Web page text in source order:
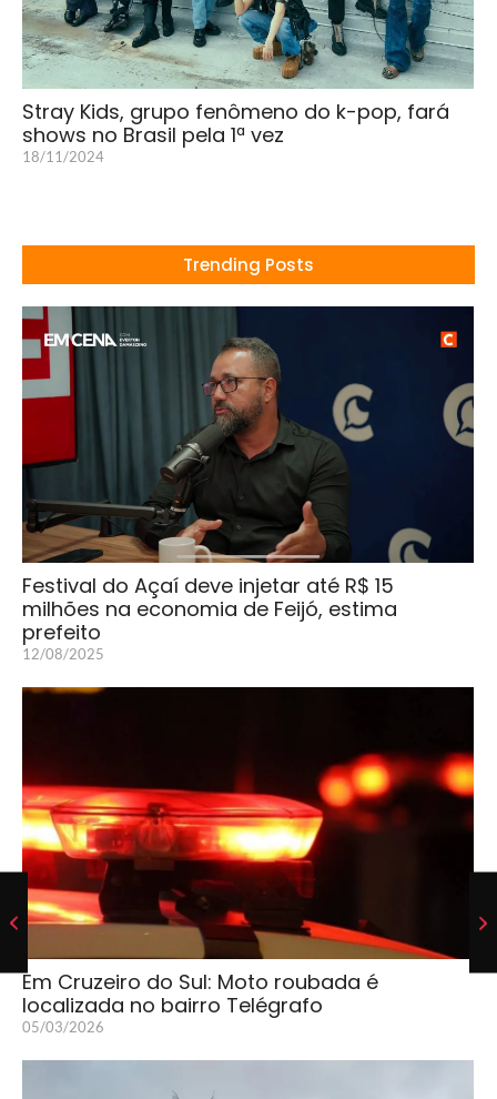
Stray Kids, grupo fenômeno do k-pop, fará
shows no Brasil pela 1ª vez
18/11/2024
Trending Posts
Festival do Açaí deve injetar até R$ 15
milhões na economia de Feijó, estima
prefeito
12/08/2025
Em Cruzeiro do Sul: Moto roubada é
localizada no bairro Telégrafo
05/03/2026